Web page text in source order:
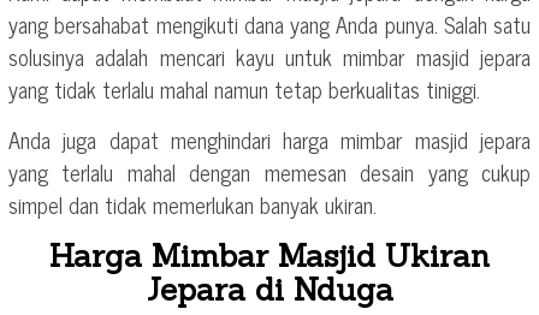
yang bersahabat mengikuti dana yang Anda punya. Salah satu
solusinya adalah mencari kayu untuk mimbar masjid jepara
yang tidak terlalu mahal namun tetap berkualitas tiniggi.
Anda juga dapat menghindari harga mimbar masjid jepara
yang terlalu mahal dengan memesan desain yang cukup
simpel dan tidak memerlukan banyak ukiran.
Harga Mimbar Masjid Ukiran
Jepara di Nduga